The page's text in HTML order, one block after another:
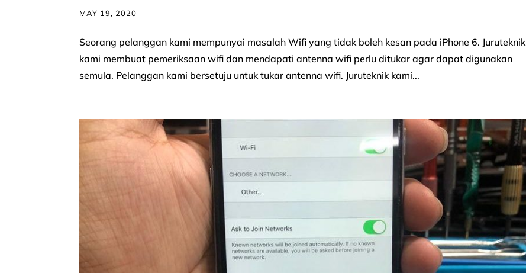
MAY 19, 2020
Seorang pelanggan kami mempunyai masalah Wifi yang tidak boleh kesan pada iPhone 6. Juruteknik
kami membuat pemeriksaan wifi dan mendapati antenna wifi perlu ditukar agar dapat digunakan
semula. Pelanggan kami bersetuju untuk tukar antenna wifi. Juruteknik kami...